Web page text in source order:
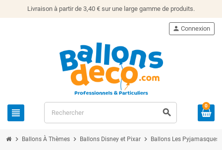
Livraison à partir de 3,40 € sur une large gamme de produits.
view_headline search
person Connexion
0
chevron_right Ballons À Thèmes chevron_right Ballons Disney et Pixar chevron_right Ballons Les Pyjamasques